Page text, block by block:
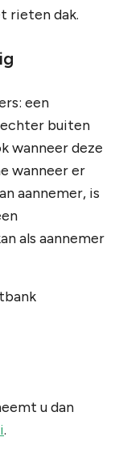
rieten dak.
een
buiten
wanneer deze
wanneer er
aannemer, is
als aannemer
u dan
.